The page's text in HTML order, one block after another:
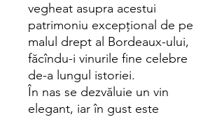
vegheat asupra acestui
patrimoniu excepțional de pe
malul drept al Bordeaux-ului,
făcîndu-i vinurile fine celebre
de-a lungul istoriei.
În nas se dezvăluie un vin
elegant, iar în gust este